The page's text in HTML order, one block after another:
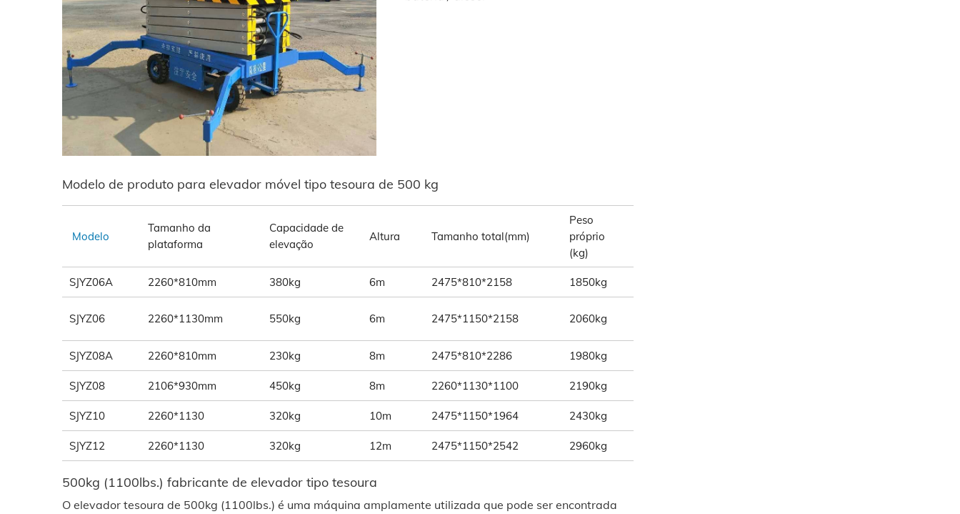
Modelo de produto para elevador móvel tipo tesoura de 500 kg
Modelo
Tamanho da
plataforma
Capacidade de
elevação
Altura Tamanho total(mm)
Peso
próprio
(kg)
SJYZ06A 2260*810mm 380kg 6m 2475*810*2158 1850kg
SJYZ06 2260*1130mm 550kg 6m 2475*1150*2158 2060kg
SJYZ08A 2260*810mm 230kg 8m 2475*810*2286 1980kg
SJYZ08 2106*930mm 450kg 8m 2260*1130*1100 2190kg
SJYZ10 2260*1130 320kg 10m 2475*1150*1964 2430kg
SJYZ12 2260*1130 320kg 12m 2475*1150*2542 2960kg
500kg (1100lbs.) fabricante de elevador tipo tesoura
O elevador tesoura de 500kg (1100lbs.) é uma máquina amplamente utilizada que pode ser encontrada